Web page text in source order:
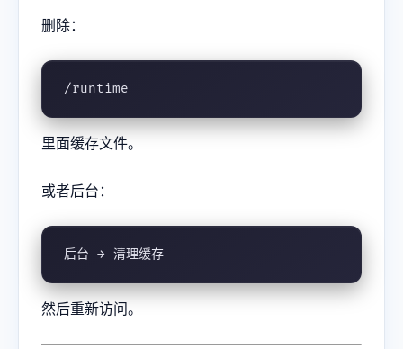
删除：
/runtime
里面缓存文件。
或者后台：
后台 → 清理缓存
然后重新访问。